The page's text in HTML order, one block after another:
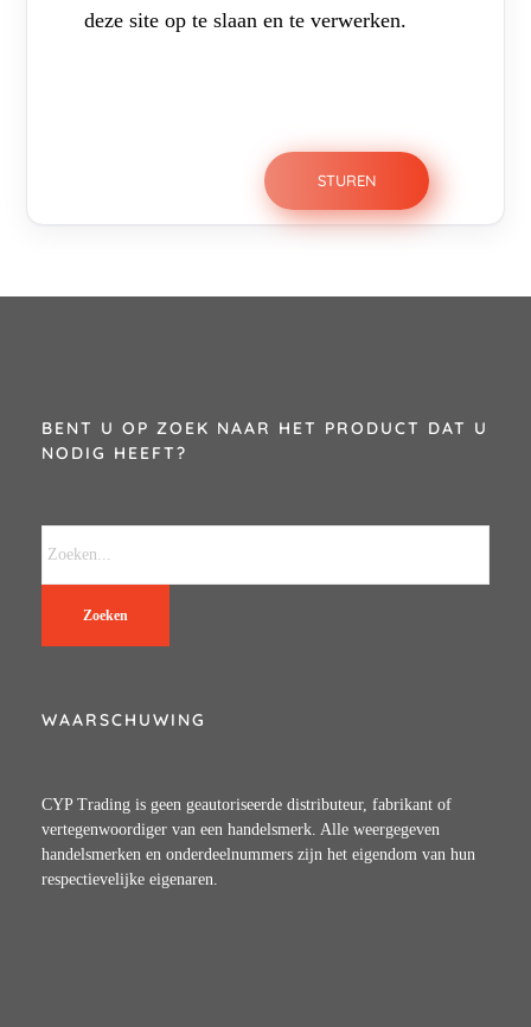
deze site op te slaan en te verwerken.
BENT U OP ZOEK NAAR HET PRODUCT DAT U
NODIG HEEFT?
Zoeken
WAARSCHUWING
CYP Trading is geen geautoriseerde distributeur, fabrikant of
vertegenwoordiger van een handelsmerk. Alle weergegeven
handelsmerken en onderdeelnummers zijn het eigendom van hun
respectievelijke eigenaren.